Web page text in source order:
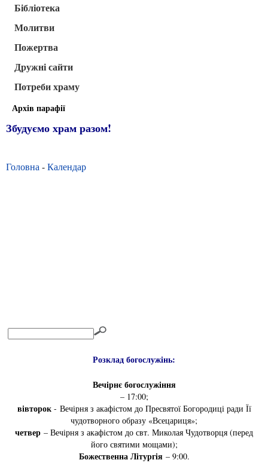
Бібліотека
Молитви
Пожертва
Дружні сайти
Потреби храму
Архів парафії
Збудуємо храм разом!
Головна -Календар
Розклад богослужінь:
Вечірнє богослужіння
– 17:00;
вівторок- Вечірня з акафістом до Пресвятої Богородиці ради Її
чудотворного образу «Всецариця»;
четвер – Вечірня з акафістом до свт. Миколая Чудотворця (перед
його святими мощами);
Божественна Літургія– 9:00.